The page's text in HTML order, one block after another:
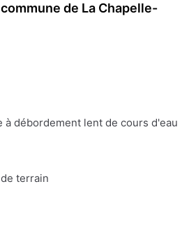
de La Chapelle-
à débordement lent de cours d'eau
terrain